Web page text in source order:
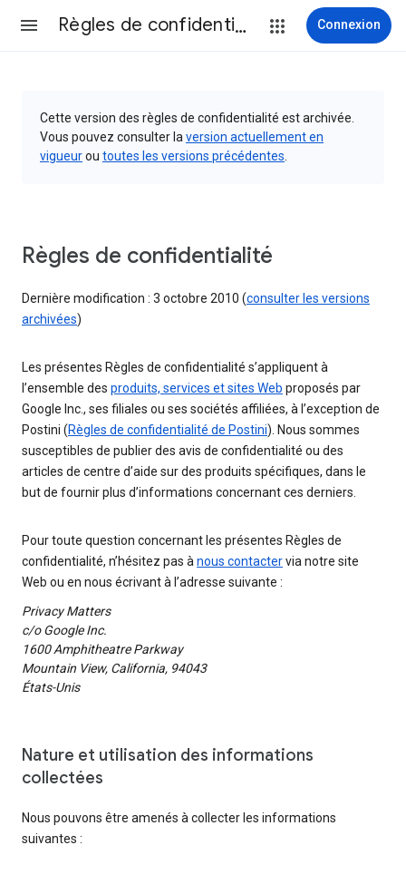
Règles de confidentialité et conditions d’utilisation Connexion
Cette version des règles de confidentialité est archivée.
Vous pouvez consulter la version actuellement en
vigueurou toutes les versions précédentes
Règles de confidentialité
Dernière modification : 3 octobre 2010 (consulter les versions
archivées)
Les présentes Règles de confidentialité s’appliquent à
l’ensemble des produits, services et sites Web proposés par
Google Inc., ses filiales ou ses sociétés affiliées, à l’exception de
Postini (Règles de confidentialité de Postini). Nous sommes
susceptibles de publier des avis de confidentialité ou des
articles de centre d’aide sur des produits spécifiques, dans le
but de fournir plus d’informations concernant ces derniers.
Pour toute question concernant les présentes Règles de
confidentialité, n’hésitez pas à nous contactervia notre site
Web ou en nous écrivant à l’adresse suivante :
Privacy Matters
c/o Google Inc.
1600 Amphitheatre Parkway
Mountain View, California, 94043
États-Unis
Nature et utilisation des informations
collectées
Nous pouvons être amenés à collecter les informations
suivantes :